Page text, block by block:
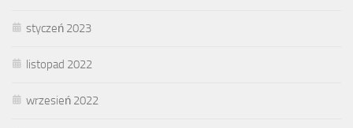
styczeń 2023
listopad 2022
wrzesień 2022